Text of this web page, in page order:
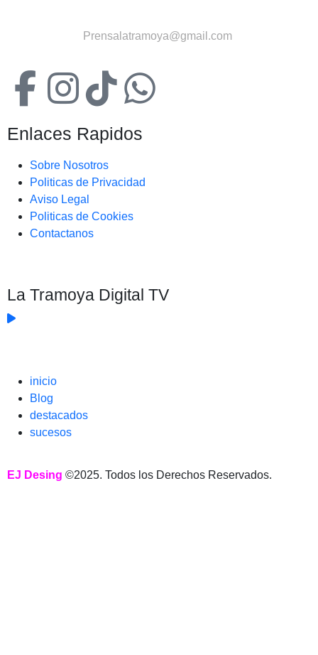
Prensalatramoya@gmail.com
Enlaces Rapidos
Sobre Nosotros
Politicas de Privacidad
Aviso Legal
Politicas de Cookies
Contactanos
La Tramoya Digital TV
inicio
Blog
destacados
sucesos
EJ Desing ©2025. Todos los Derechos Reservados.